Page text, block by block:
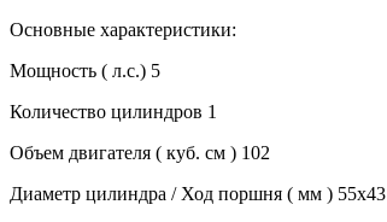
Основные характеристики:
Мощность ( л.с.) 5
Количество цилиндров 1
Объем двигателя ( куб. см ) 102
Диаметр цилиндра / Ход поршня ( мм ) 55х43